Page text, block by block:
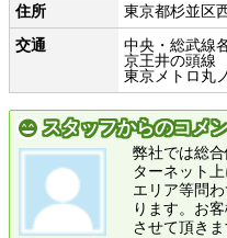
住所
東京都杉並区
交通
中央・総武
京王井の頭
東京メトロ
スタッフからのコメ
弊社では総
ターネット
エリア等問
ります。お
させて頂きま